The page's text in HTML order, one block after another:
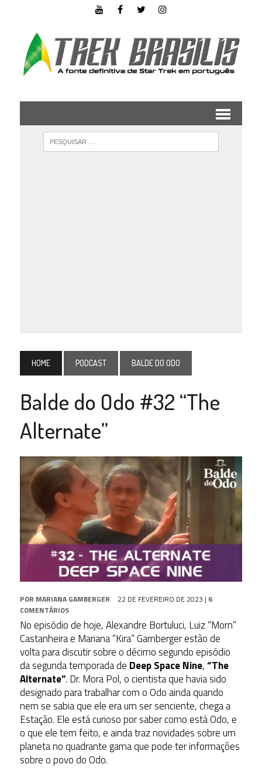
HOME PODCAST BALDE DO ODO
Balde do Odo #32 “The
Alternate”
POR MARIANA GAMBERGER 22 DE FEVEREIRO DE 2023 | 6
COMENTÁRIOS
No episódio de hoje, Alexandre Bortuluci, Luiz “Morn”
Castanheira e Mariana “Kira” Gamberger estão de
volta para discutir sobre o décimo segundo episódio
da segunda temporada de Deep Space Nine,“The
Alternate”. Dr. Mora Pol, o cientista que havia sido
designado para trabalhar com o Odo ainda quando
nem se sabia que ele era um ser senciente, chega a
Estação. Ele está curioso por saber como está Odo, e
o que ele tem feito, e ainda traz novidades sobre um
planeta no quadrante gama que pode ter informações
sobre o povo do Odo.